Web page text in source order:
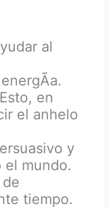
al
en
el anhelo
y
mundo.
tiempo.